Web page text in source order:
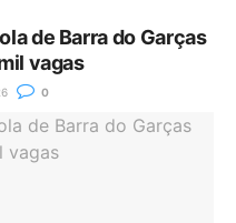
de Barra do Garças
vagas
0